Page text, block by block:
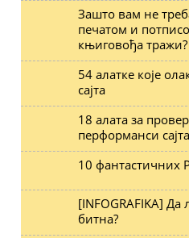
Зашто вам не
печатом и
књиговођа тражи?
54 алатке које
сајта
18 алата за
перформанси сајта
10 фантастичних
[INFOGRAFIKA] Да
битна?